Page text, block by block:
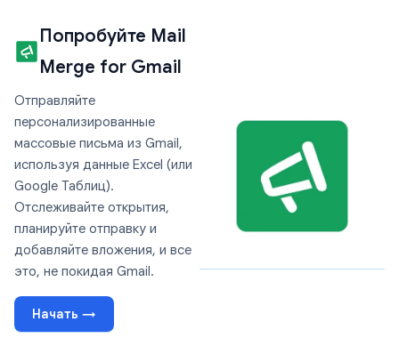
Попробуйте Mail
Merge for Gmail
Отправляйте
персонализированные
массовые письма из Gmail,
используя данные Excel (или
Google Таблиц).
Отслеживайте открытия,
планируйте отправку и
добавляйте вложения, и все
это, не покидая Gmail.
Начать →